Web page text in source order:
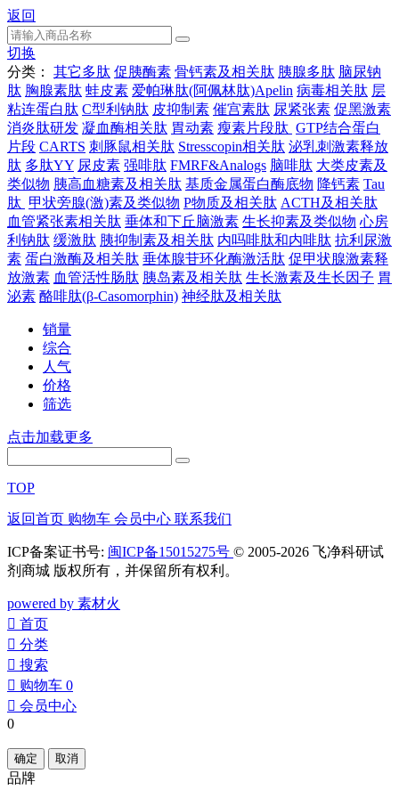
返回
切换
分类：
其它多肽 促胰酶素 骨钙素及相关肽 胰腺多肽 脑尿钠
肽 胸腺素肽 蛙皮素 爱帕琳肽(阿佩林肽)Apelin 病毒相关肽 层
粘连蛋白肽 C型利钠肽 皮抑制素 催宫素肽 尿紧张素 促黑激素
消炎肽研发 凝血酶相关肽 胃动素 瘦素片段肽 GTP结合蛋白
片段 CARTS 刺豚鼠相关肽 Stresscopin相关肽 泌乳刺激素释放
肽 多肽YY 尿皮素 强啡肽 FMRF&Analogs 脑啡肽 大类皮素及
类似物 胰高血糖素及相关肽 基质金属蛋白酶底物 降钙素 Tau
肽 甲状旁腺(激)素及类似物 P物质及相关肽 ACTH及相关肽
血管紧张素相关肽 垂体和下丘脑激素 生长抑素及类似物 心房
利钠肽 缓激肽 胰抑制素及相关肽 内吗啡肽和内啡肽 抗利尿激
素 蛋白激酶及相关肽 垂体腺苷环化酶激活肽 促甲状腺激素释
放激素 血管活性肠肽 胰岛素及相关肽 生长激素及生长因子 胃
泌素 酪啡肽(β-Casomorphin) 神经肽及相关肽
销量
综合
人气
价格
筛选
点击加载更多
TOP
返回首页 购物车 会员中心 联系我们
ICP备案证书号: 闽ICP备15015275号 © 2005-2026 飞净科研试
剂商城 版权所有，并保留所有权利。
powered by 素材火
󰀁 首页
󰀂 分类
󰀃 搜索
󰀄 购物车 0
󰀅 会员中心
0
确定 取消
品牌